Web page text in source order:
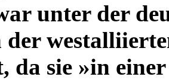
unter der
der
da sie »in